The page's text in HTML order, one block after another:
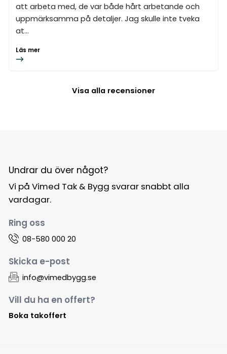
att arbeta med, de var både hårt arbetande och
uppmärksamma på detaljer. Jag skulle inte tveka
at...
Läs mer
Visa alla recensioner
Undrar du över något?
Vi på Vimed Tak & Bygg svarar snabbt alla
vardagar.
Ring oss
08-580 000 20
Skicka e-post
info@vimedbygg.se
Vill du ha en offert?
Boka takoffert